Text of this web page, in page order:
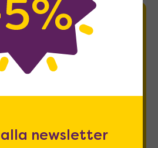
aggiornato su news
newsletter